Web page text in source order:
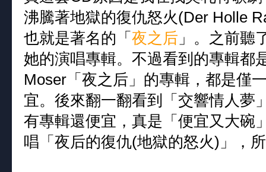
沸騰著地獄的復仇怒火(Der Holle
也就是著名的「 夜之后 」。之前聽
她的演唱專輯。不過看到的專輯都
Moser「夜之后」的專輯，都是僅
宜。後來翻一翻看到「交響情人夢
有專輯還便宜，真是「便宜又大碗
唱「夜后的復仇(地獄的怒火)」，